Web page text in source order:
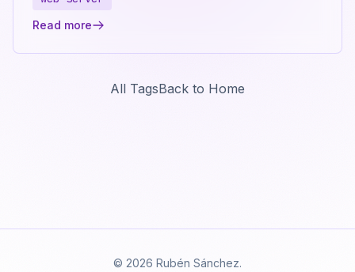
Read more
All TagsBack to Home
© 2026 Rubén Sánchez.